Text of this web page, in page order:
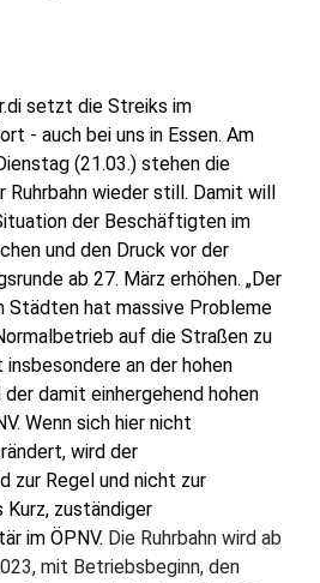
setzt die Streiks im
- auch bei uns in Essen. Am
(21.03.) stehen die
Ruhrbahn wieder still. Damit will
der Beschäftigten im
und den Druck vor der
ab 27. März erhöhen. „Der
Städten hat massive Probleme
auf die Straßen zu
an der hohen
damit einhergehend hohen
Wenn sich hier nicht
wird der
zur Regel und nicht zur
Kurz, zuständiger
im ÖPNV. Die Ruhrbahn wird ab
mit Betriebsbeginn, den